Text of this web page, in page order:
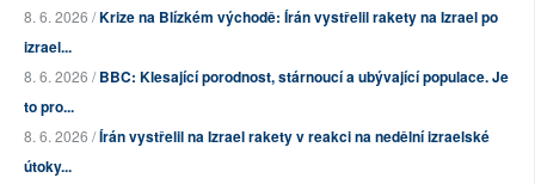
8. 6. 2026 /Krize na Blízkém východě: Írán vystřelil rakety na Izrael po
izrael...
8. 6. 2026 /BBC: Klesající porodnost, stárnoucí a ubývající populace. Je
to pro...
8. 6. 2026 /Írán vystřelil na Izrael rakety v reakci na nedělní izraelské
útoky...